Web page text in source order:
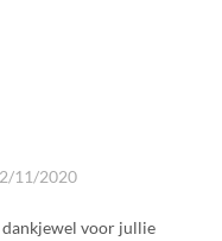
11/2020
dankjewel voor jullie